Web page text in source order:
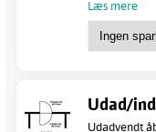
Læs mere
Udad/
Udadvendt